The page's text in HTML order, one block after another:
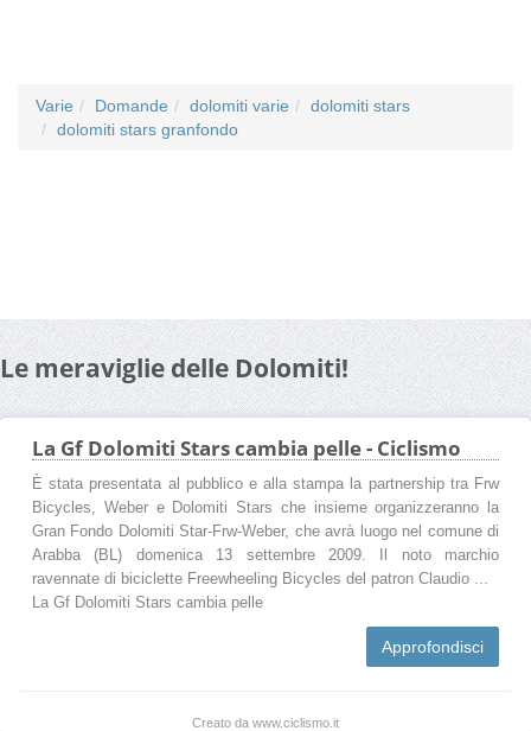
Varie Domande dolomiti varie
dolomiti stars
dolomiti stars granfondo
Le meraviglie delle Dolomiti!
La Gf Dolomiti Stars cambia pelle - Ciclismo
È stata presentata al pubblico e alla stampa la partnership tra Frw
Bicycles, Weber e Dolomiti Stars che insieme organizzeranno la
Gran Fondo Dolomiti Star-Frw-Weber, che avrà luogo nel comune di
Arabba (BL) domenica 13 settembre 2009. Il noto marchio
ravennate di biciclette Freewheeling Bicycles del patron Claudio ...
La Gf Dolomiti Stars cambia pelle
Approfondisci
Creato da www.ciclismo.it